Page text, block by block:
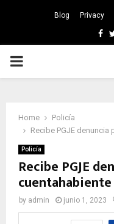
Blog Privacy
PRIMARY
Home
Policía
Recibe PGJE
Policía
Recibe PGJE
cuentahabiente
by admin junio 1, 2023